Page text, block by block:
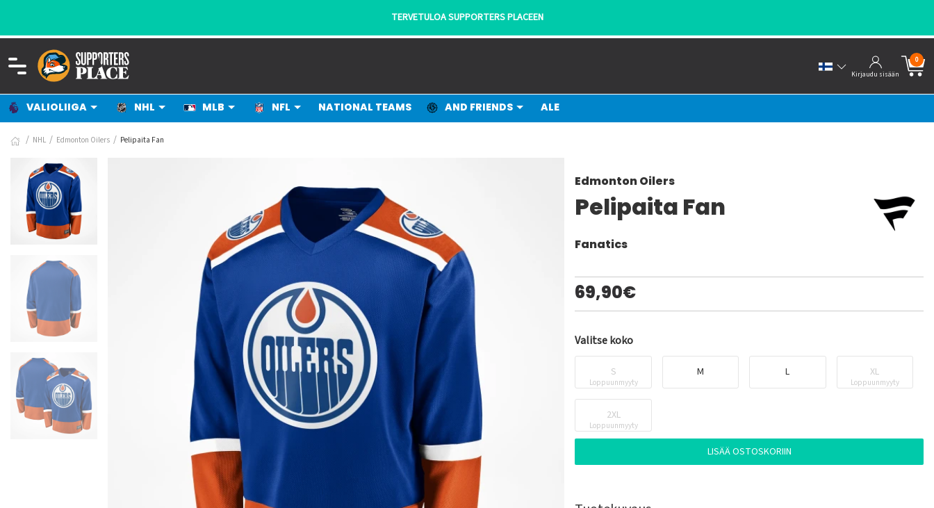
TERVETULOA SUPPORTERS PLACEEN
Kirjaudu sisään
0
VALIOLIIGA NHL MLB NFL NATIONAL TEAMS AND FRIENDS ALE
NHL Edmonton Oilers Pelipaita Fan
Edmonton Oilers
Pelipaita Fan
Fanatics
69,90€
Valitse koko
S
Loppuunmyyty
M L XL
Loppuunmyyty
2XL
Loppuunmyyty
LISÄÄ OSTOSKORIIN